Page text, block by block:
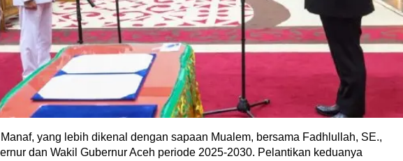
yang lebih dikenal dengan sapaan Mualem, bersama Fadhlullah, SE.,
dan Wakil Gubernur Aceh periode 2025-2030. Pelantikan keduanya